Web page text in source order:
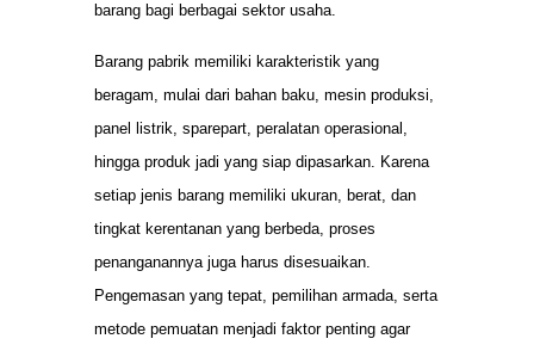
barang bagi berbagai sektor usaha.
Barang pabrik memiliki karakteristik yang
beragam, mulai dari bahan baku, mesin produksi,
panel listrik, sparepart, peralatan operasional,
hingga produk jadi yang siap dipasarkan. Karena
setiap jenis barang memiliki ukuran, berat, dan
tingkat kerentanan yang berbeda, proses
penanganannya juga harus disesuaikan.
Pengemasan yang tepat, pemilihan armada, serta
metode pemuatan menjadi faktor penting agar